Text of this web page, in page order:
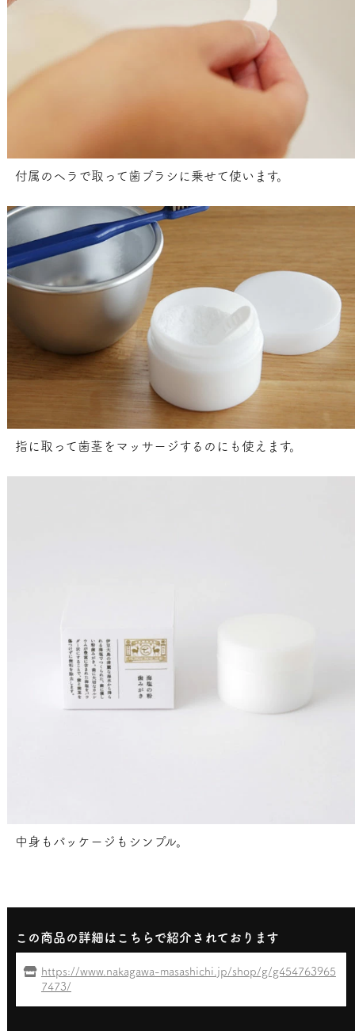
付属のヘラで取って歯ブラシに乗せて使います。
指に取って歯茎をマッサージするのにも使えます。
中身もパッケージもシンプル。
この商品の詳細はこちらで紹介されております
https://www.nakagawa-masashichi.jp/shop/g/g454763965
7473/